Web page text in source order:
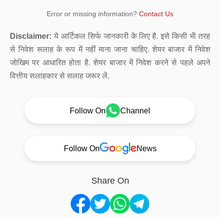
Error or missing information? Contact Us
Disclaimer: ये आर्टिकल सिर्फ जानकारी के लिए है. इसे किसी भी तरह
से निवेश सलाह के रूप में नहीं माना जाना चाहिए. शेयर बाजार में निवेश
जोखिम पर आधारित होता है. शेयर बाजार में निवेश करने से पहले अपने
वित्तीय सलाहकार से सलाह जरूर लें.
Follow On Channel
Follow On News
Share On